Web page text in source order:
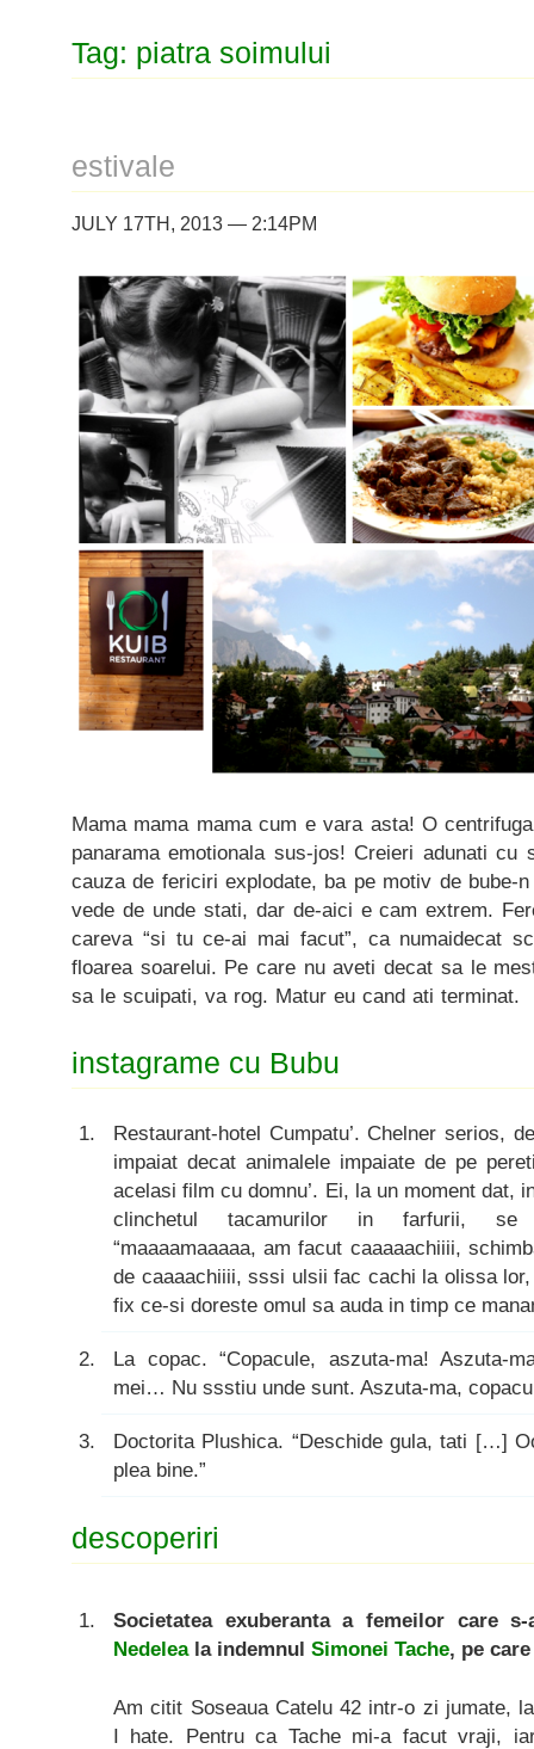
Tag: piatra soimului
estivale
JULY 17TH, 2013 — 2:14PM
Mama mama mama cum e vara asta! O
panarama emotionala sus-jos! Creieri adunati cu
cauza de fericiri explodate, ba pe motiv de
vede de unde stati, dar de-aici e cam extrem.
careva “si tu ce-ai mai facut”, ca numaidecat
floarea soarelui. Pe care nu aveti decat sa le
sa le scuipati, va rog. Matur eu cand ati terminat.
instagrame cu Bubu
Restaurant-hotel Cumpatu’. Chelner serios,
impaiat decat animalele impaiate de pe
acelasi film cu domnu’. Ei, la un moment dat,
clinchetul tacamurilor in farfurii, se
“maaaamaaaaa, am facut caaaaachiiii,
de caaaachiiii, sssi ulsii fac cachi la olissa
fix ce-si doreste omul sa auda in timp ce
La copac. “Copacule, aszuta-ma! Aszuta-
mei… Nu ssstiu unde sunt. Aszuta-ma,
Doctorita Plushica. “Deschide gula, tati […]
plea bine.”
descoperiri
Societatea exuberanta a femeilor care
Nedeleala indemnul Simonei Tache, pe
Am citit Soseaua Catelu 42 intr-o zi jumate,
I hate. Pentru ca Tache mi-a facut vraji,